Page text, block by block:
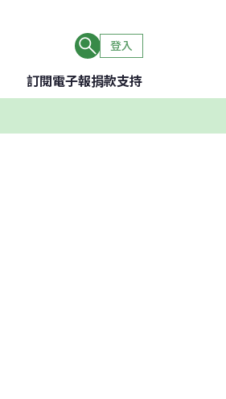
登入
訂閱電子報捐款支持